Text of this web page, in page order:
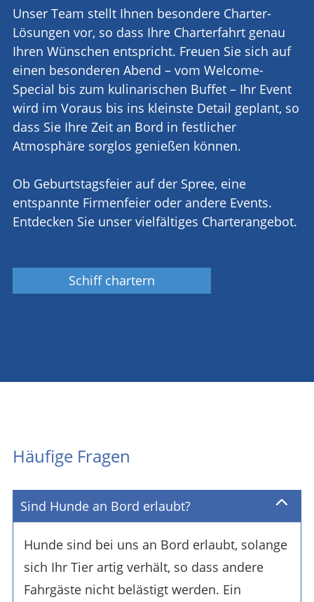
Unser Team stellt Ihnen besondere Charter-
Lösungen vor, so dass Ihre Charterfahrt genau
Ihren Wünschen entspricht. Freuen Sie sich auf
einen besonderen Abend – vom Welcome-
Special bis zum kulinarischen Buffet – Ihr Event
wird im Voraus bis ins kleinste Detail geplant, so
dass Sie Ihre Zeit an Bord in festlicher
Atmosphäre sorglos genießen können.
Ob Geburtstagsfeier auf der Spree, eine
entspannte Firmenfeier oder andere Events.
Entdecken Sie unser vielfältiges Charterangebot.
Schiff chartern
Häufige Fragen
Sind Hunde an Bord erlaubt?
Hunde sind bei uns an Bord erlaubt, solange
sich Ihr Tier artig verhält, so dass andere
Fahrgäste nicht belästigt werden. Ein